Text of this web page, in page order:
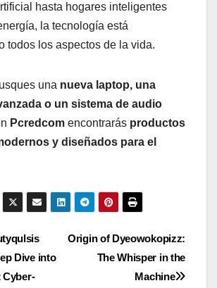
hasta hogares inteligentes
la tecnología está
todos los aspectos de la vida.
una nueva laptop, una
o un sistema de audio
Pcredcom encontrarás productos
y diseñados para el
Origin of Dyeowokopizz:
The Whisper in the
Machine
Dive into
Cyber-